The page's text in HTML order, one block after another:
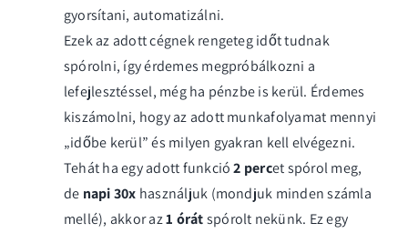
gyorsítani, automatizálni.
Ezek az adott cégnek rengeteg időt tudnak
spórolni, így érdemes megpróbálkozni a
lefejlesztéssel, még ha pénzbe is kerül. Érdemes
kiszámolni, hogy az adott munkafolyamat mennyi
„időbe kerül” és milyen gyakran kell elvégezni.
Tehát ha egy adott funkció2 percet spórol meg,
de napi 30x használjuk (mondjuk minden számla
mellé), akkor az1 órátspórolt nekünk. Ez egy